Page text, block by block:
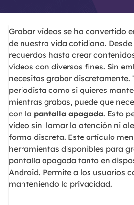
Grabar vídeos se ha convertido
de nuestra vida cotidiana.
recuerdos hasta crear
vídeos con diversos fines. Sin
necesitas grabar discretamente.
periodista como si quieres
mientras grabas, puede que
con la pantalla apagada. Esto
vídeo sin llamar la atención ni
forma discreta. Este artículo
herramientas disponibles para
pantalla apagada tanto en
Android. Permite a los usuarios
manteniendo la privacidad.